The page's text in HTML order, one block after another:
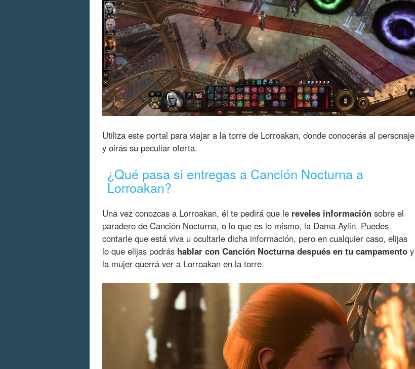
Utiliza este portal para viajar a la torre de Lorroakan, donde conocerás al personaje
y oirás su peculiar oferta.
¿Qué pasa si entregas a Canción Nocturna a
Lorroakan?
Una vez conozcas a Lorroakan, él te pedirá que le reveles información sobre el
paradero de Canción Nocturna, o lo que es lo mismo, la Dama Aylin. Puedes
contarle que está viva u ocultarle dicha información, pero en cualquier caso, elijas
lo que elijas podrás hablar con Canción Nocturna después en tu campamento y
la mujer querrá ver a Lorroakan en la torre.